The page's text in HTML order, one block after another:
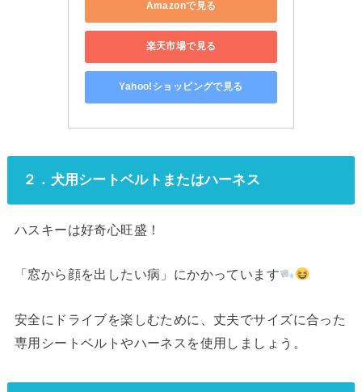
Amazonで見る
楽天市場で見る
Yahoo!ショッピングで見る
２．犬用シートベルトまたはハーネス
ハスキーは好奇心旺盛！
「窓から顔を出したい病」にかかっています
安全にドライブを楽しむために、丈夫でサイズに合った
専用シートベルトやハーネスを使用しましょう。